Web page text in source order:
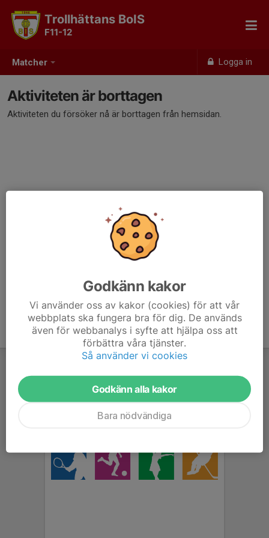
Matcher Logga in
Trollhättans BoIS
F11-12
Aktiviteten är borttagen
Aktiviteten du försöker nå är borttagen från hemsidan.
Godkänn kakor
Vi använder oss av kakor (cookies) för att vår
webbplats ska fungera bra för dig. De används
även för webbanalys i syfte att hjälpa oss att
förbättra våra tjänster.
Så använder vi cookies
Godkänn alla kakor
Bara nödvändiga